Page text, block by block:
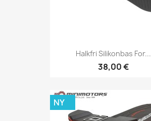
Halkfri Silikonbas For...
38,00 €
NY